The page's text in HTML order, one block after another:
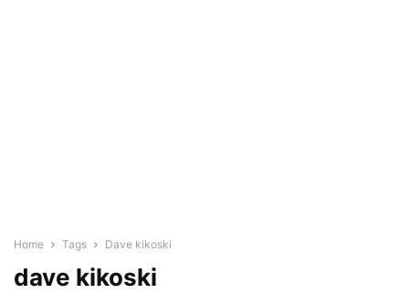
Home Tags Dave kikoski
dave kikoski